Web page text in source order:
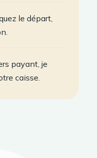
le départ,
payant, je
caisse.